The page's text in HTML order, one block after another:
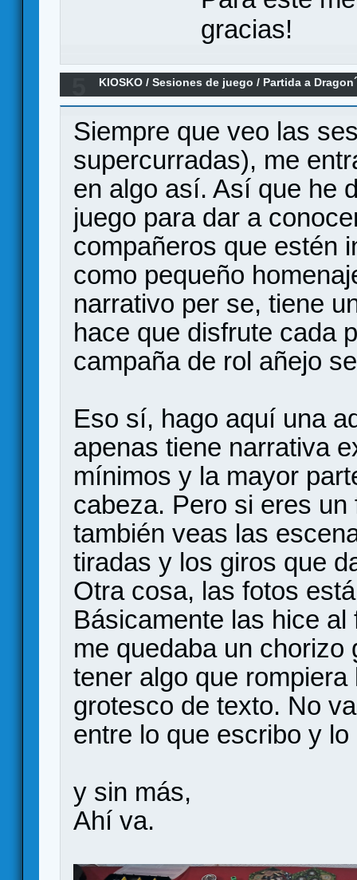
gracias!
KIOSKO /Sesiones de juego / Partida a
Siempre que veo las
supercurradas), me
en algo así. Así que he
juego para dar a
compañeros que estén
como pequeño
narrativo per se, tiene
hace que disfrute cada
campaña de rol añejo
Eso sí, hago aquí una
apenas tiene narrativa
mínimos y la mayor
cabeza. Pero si eres
también veas las
tiradas y los giros que
Otra cosa, las fotos
Básicamente las hice
me quedaba un
tener algo que
grotesco de texto. No
entre lo que escribo y
y sin más,
Ahí va.